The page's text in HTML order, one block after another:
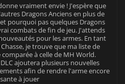
vraiment envie ! J'espère que
Dragons Anciens en plus de
pourquoi pas quelques Dragons
combats de fin de jeu. J'attends
pour les armes. En tant
je trouve que ma liste de
à celle de MH World.
ajoutera plusieurs nouvelles
afin de rendre l'arme encore
à jouer